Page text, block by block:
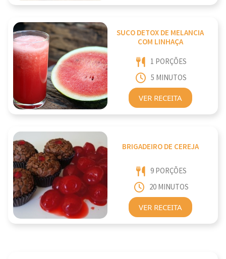
SUCO DETOX DE MELANCIA
COM LINHAÇA
1 PORÇÕES
5 MINUTOS
VER RECEITA
BRIGADEIRO DE CEREJA
9 PORÇÕES
20 MINUTOS
VER RECEITA